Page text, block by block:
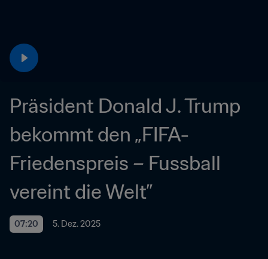
Präsident Donald J. Trump
bekommt den „FIFA-
Friedenspreis – Fussball
vereint die Welt”
07:20 5. Dez. 2025